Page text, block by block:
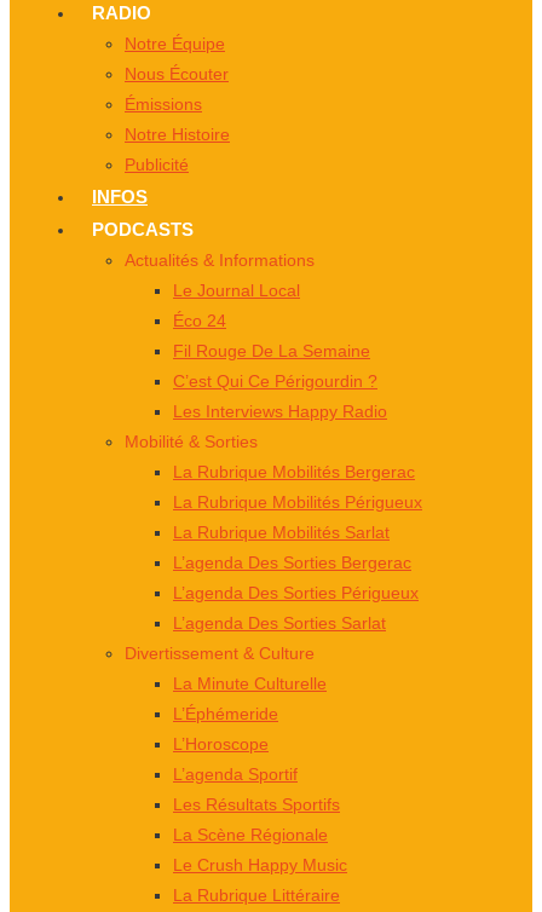
RADIO
Notre Équipe
Nous Écouter
Émissions
Notre Histoire
Publicité
INFOS
PODCASTS
Actualités & Informations
Le Journal Local
Éco 24
Fil Rouge De La Semaine
C’est Qui Ce Périgourdin ?
Les Interviews Happy Radio
Mobilité & Sorties
La Rubrique Mobilités Bergerac
La Rubrique Mobilités Périgueux
La Rubrique Mobilités Sarlat
L’agenda Des Sorties Bergerac
L’agenda Des Sorties Périgueux
L’agenda Des Sorties Sarlat
Divertissement & Culture
La Minute Culturelle
L’Éphémeride
L’Horoscope
L’agenda Sportif
Les Résultats Sportifs
La Scène Régionale
Le Crush Happy Music
La Rubrique Littéraire